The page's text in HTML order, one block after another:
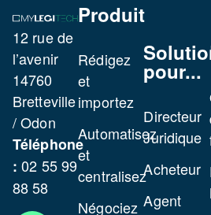
12 rue de
l’avenir
14760
Bretteville
/ Odon
Téléphone
: 02 55 99
88 58
Produit
Rédigez
et
importez
Automatisez
et
centralisez
Négociez
pour...
Directeur
Juridique
Acheteur
Agent